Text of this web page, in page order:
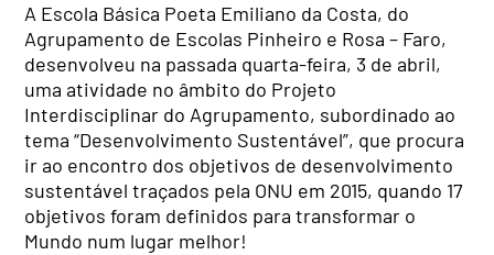
A Escola Básica Poeta Emiliano da Costa, do
Agrupamento de Escolas Pinheiro e Rosa – Faro,
desenvolveu na passada quarta-feira, 3 de abril,
uma atividade no âmbito do Projeto
Interdisciplinar do Agrupamento, subordinado ao
tema “Desenvolvimento Sustentável”, que procura
ir ao encontro dos objetivos de desenvolvimento
sustentável traçados pela ONU em 2015, quando 17
objetivos foram definidos para transformar o
Mundo num lugar melhor!